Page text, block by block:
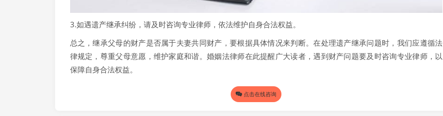
3.如遇遗产继承纠纷，请及时咨询专业律师，依法维护自身合法权益。
总之，继承父母的财产是否属于夫妻共同财产，要根据具体情况来判断。在处理遗产继承问题时，我们应遵循法
律规定，尊重父母意愿，维护家庭和谐。婚姻法律师在此提醒广大读者，遇到财产问题要及时咨询专业律师，以
保障自身合法权益。
点击在线咨询